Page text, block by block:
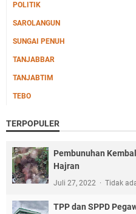
POLITIK
SAROLANGUN
SUNGAI PENUH
TANJABBAR
TANJABTIM
TEBO
TERPOPULER
Pembunuhan
Hajran
Juli 27, 2022 Tidak
TPP dan SPPD